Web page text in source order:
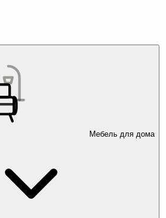
Мебель для дома